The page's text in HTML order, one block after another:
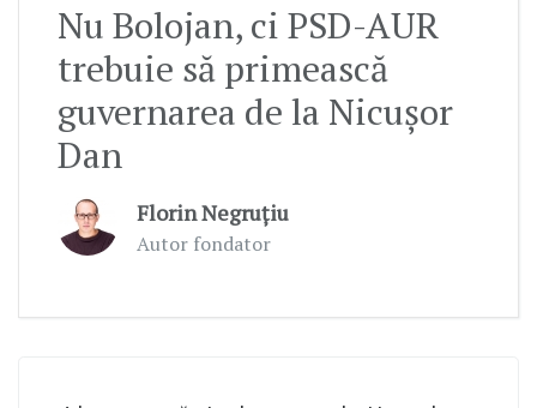
Nu Bolojan, ci PSD-AUR
trebuie să primească
guvernarea de la Nicușor
Dan
Florin Negruțiu
Autor fondator